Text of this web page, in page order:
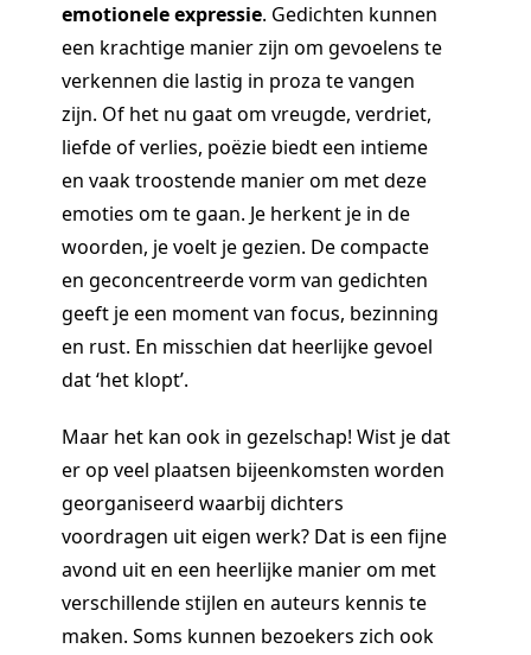
emotionele expressie. Gedichten kunnen
een krachtige manier zijn om gevoelens te
verkennen die lastig in proza te vangen
zijn. Of het nu gaat om vreugde, verdriet,
liefde of verlies, poëzie biedt een intieme
en vaak troostende manier om met deze
emoties om te gaan. Je herkent je in de
woorden, je voelt je gezien. De compacte
en geconcentreerde vorm van gedichten
geeft je een moment van focus, bezinning
en rust. En misschien dat heerlijke gevoel
dat ‘het klopt’.
Maar het kan ook in gezelschap! Wist je dat
er op veel plaatsen bijeenkomsten worden
georganiseerd waarbij dichters
voordragen uit eigen werk? Dat is een fijne
avond uit en een heerlijke manier om met
verschillende stijlen en auteurs kennis te
maken. Soms kunnen bezoekers zich ook